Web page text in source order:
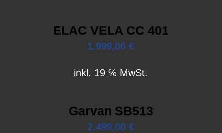
ELAC VELA CC 401
1.999,00€
inkl. 19 % MwSt.
Garvan SB513
2.499,00€